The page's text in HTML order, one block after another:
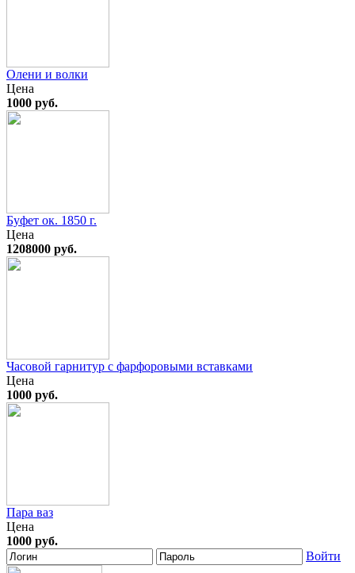
Олени и волки
Цена
1000 руб.
Буфет ок. 1850 г.
Цена
1208000 руб.
Часовой гарнитур с фарфоровыми вставками
Цена
1000 руб.
Пара ваз
Цена
1000 руб.
Войти